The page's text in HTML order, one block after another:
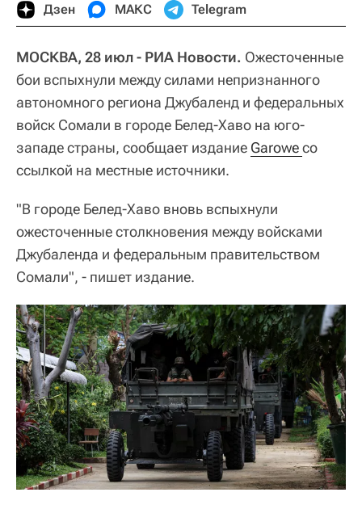
Дзен МАКС Telegram
МОСКВА, 28 июл - РИА Новости. Ожесточенные
бои вспыхнули между силами непризнанного
автономного региона Джубаленд и федеральных
войск Сомали в городе Белед-Хаво на юго-
западе страны, сообщает издание Garowe со
ссылкой на местные источники.
"В городе Белед-Хаво вновь вспыхнули
ожесточенные столкновения между войсками
Джубаленда и федеральным правительством
Сомали", - пишет издание.